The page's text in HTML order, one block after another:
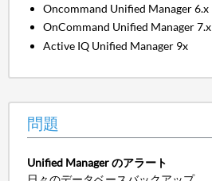
Oncommand Unified Manager 6.x
OnCommand Unified Manager 7.x
Active IQ Unified Manager 9x
問題
Unified Manager のアラート